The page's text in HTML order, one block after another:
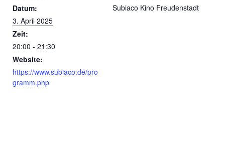
Datum:
3. April 2025
Zeit:
20:00 - 21:30
Website:
https://www.subiaco.de/pro
gramm.php
Subiaco Kino Freudenstadt